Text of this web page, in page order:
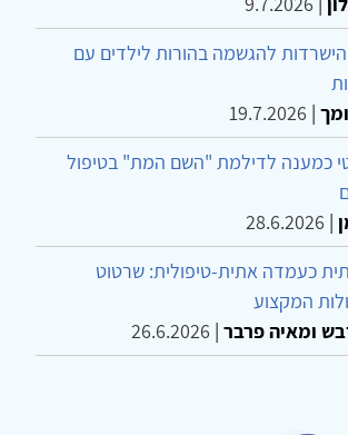
להגשמה בהורות לילדים עם
|
19.7.2026
כמענה לדילמת "השם המת" בטיפול
|
28.6.2026
כעמדה אתית-טיפולית: שרטוט
המקצוע
ומאיה פרבר |
26.6.2026